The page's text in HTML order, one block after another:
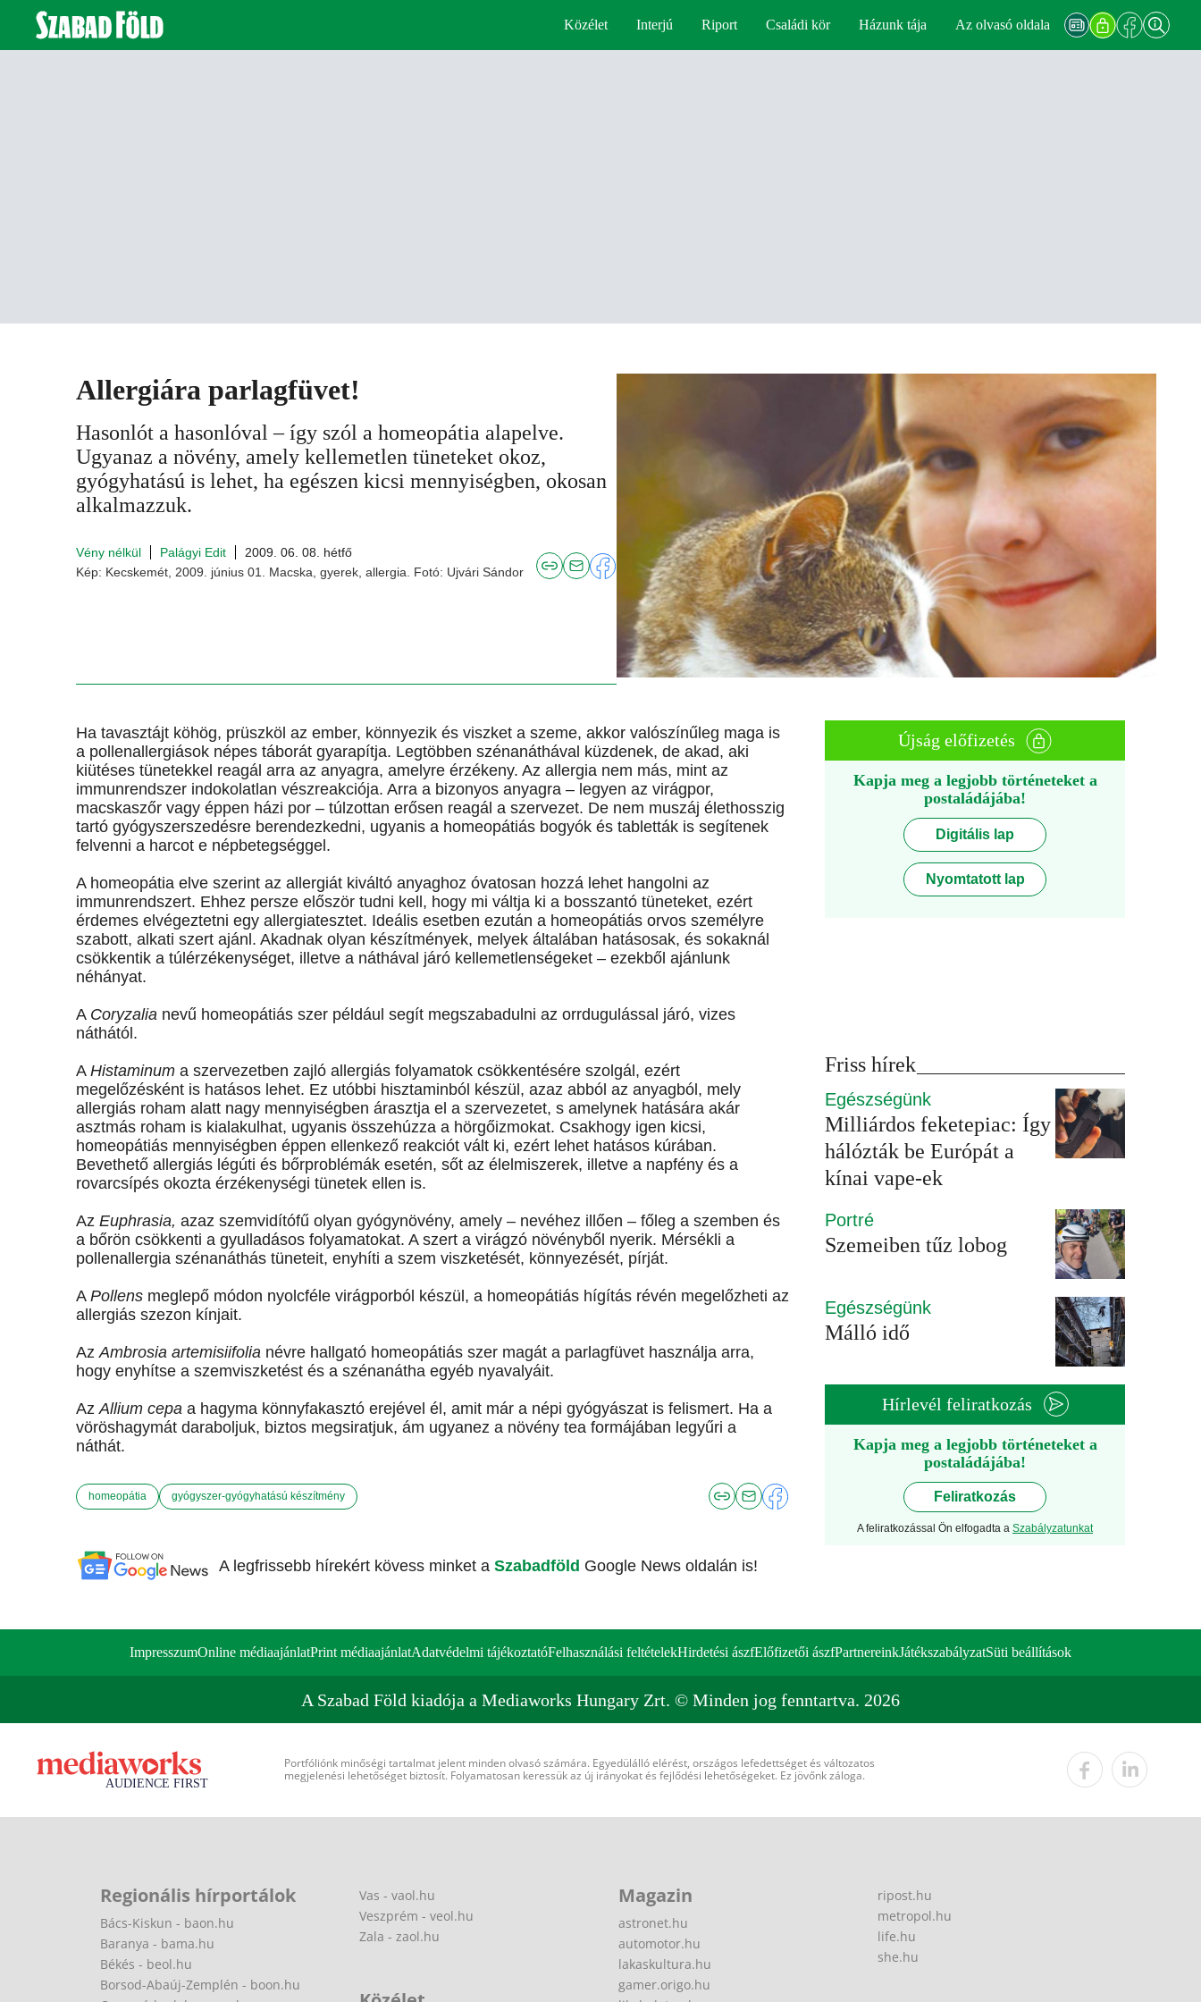
Közélet Interjú Riport Családi kör Házunk tája Az olvasó oldala
Allergiára parlagfüvet!
Hasonlót a hasonlóval – így szól a homeopátia alapelve.
Ugyanaz a növény, amely kellemetlen tüneteket okoz,
gyógyhatású is lehet, ha egészen kicsi mennyiségben, okosan
alkalmazzuk.
Vény nélkül Palágyi Edit
2009. 06. 08. hétfő
Kép: Kecskemét, 2009. június 01. Macska, gyerek, allergia. Fotó: Ujvári Sándor
Ha tavasztájt köhög, prüszköl az ember, könnyezik és viszket a szeme, akkor valószínűleg maga is
a pollenallergiások népes táborát gyarapítja. Legtöbben szénanáthával küzdenek, de akad, aki
kiütéses tünetekkel reagál arra az anyagra, amelyre érzékeny. Az allergia nem más, mint az
immunrendszer indokolatlan vészreakciója. Arra a bizonyos anyagra – legyen az virágpor,
macskaszőr vagy éppen házi por – túlzottan erősen reagál a szervezet. De nem muszáj élethosszig
tartó gyógyszerszedésre berendezkedni, ugyanis a homeopátiás bogyók és tabletták is segítenek
felvenni a harcot e népbetegséggel.
A homeopátia elve szerint az allergiát kiváltó anyaghoz óvatosan hozzá lehet hangolni az
immunrendszert. Ehhez persze először tudni kell, hogy mi váltja ki a bosszantó tüneteket, ezért
érdemes elvégeztetni egy allergiatesztet. Ideális esetben ezután a homeopátiás orvos személyre
szabott, alkati szert ajánl. Akadnak olyan készítmények, melyek általában hatásosak, és sokaknál
csökkentik a túlérzékenységet, illetve a náthával járó kellemetlenségeket – ezekből ajánlunk
néhányat.
A Coryzalia nevű homeopátiás szer például segít megszabadulni az orrdugulással járó, vizes
náthától.
A Histaminum a szervezetben zajló allergiás folyamatok csökkentésére szolgál, ezért
megelőzésként is hatásos lehet. Ez utóbbi hisztaminból készül, azaz abból az anyagból, mely
allergiás roham alatt nagy mennyiségben árasztja el a szervezetet, s amelynek hatására akár
asztmás roham is kialakulhat, ugyanis összehúzza a hörgőizmokat. Csakhogy igen kicsi,
homeopátiás mennyiségben éppen ellenkező reakciót vált ki, ezért lehet hatásos kúrában.
Bevethető allergiás légúti és bőrproblémák esetén, sőt az élelmiszerek, illetve a napfény és a
rovarcsípés okozta érzékenységi tünetek ellen is.
Az Euphrasia, azaz szemvidítófű olyan gyógynövény, amely – nevéhez illően – főleg a szemben és
a bőrön csökkenti a gyulladásos folyamatokat. A szert a virágzó növényből nyerik. Mérsékli a
pollenallergia szénanáthás tüneteit, enyhíti a szem viszketését, könnyezését, pírját.
A Pollens meglepő módon nyolcféle virágporból készül, a homeopátiás hígítás révén megelőzheti az
allergiás szezon kínjait.
AzAmbrosia artemisiifolia névre hallgató homeopátiás szer magát a parlagfüvet használja arra,
hogy enyhítse a szemviszketést és a szénanátha egyéb nyavalyáit.
AzAllium cepa a hagyma könnyfakasztó erejével él, amit már a népi gyógyászat is felismert. Ha a
vöröshagymát daraboljuk, biztos megsiratjuk, ám ugyanez a növény tea formájában legyűri a
náthát.
homeopátia gyógyszer-gyógyhatású készítmény
A legfrissebb hírekért kövess minket a Szabadföld Google News oldalán is!
Újság előfizetés
Kapja meg a legjobb történeteket a
postaládájába!
Digitális lap
Nyomtatott lap
Friss hírek
Egészségünk
Milliárdos feketepiac: Így
hálózták be Európát a
kínai vape-ek
Portré
Szemeiben tűz lobog
Egészségünk
Málló idő
Hírlevél feliratkozás
Kapja meg a legjobb történeteket a
postaládájába!
Feliratkozás
A feliratkozással Ön elfogadta a Szabályzatunkat
ImpresszumOnline médiaajánlatPrint médiaajánlatAdatvédelmi tájékoztatóFelhasználási feltételekHirdetési ászfElőfizetői ászfPartnereinkJátékszabályzatSüti beállítások
A Szabad Föld kiadója a Mediaworks Hungary Zrt. © Minden jog fenntartva. 2026
Portfóliónk minőségi tartalmat jelent minden olvasó számára. Egyedülálló elérést, országos lefedettséget és változatos
megjelenési lehetőséget biztosít. Folyamatosan keressük az új irányokat és fejlődési lehetőségeket. Ez jövőnk záloga.
Regionális hírportálok
Bács-Kiskun - baon.hu
Baranya - bama.hu
Békés - beol.hu
Borsod-Abaúj-Zemplén - boon.hu
Vas - vaol.hu
Veszprém - veol.hu
Zala - zaol.hu
Magazin
astronet.hu
automotor.hu
lakaskultura.hu
gamer.origo.hu
ripost.hu
metropol.hu
life.hu
she.hu